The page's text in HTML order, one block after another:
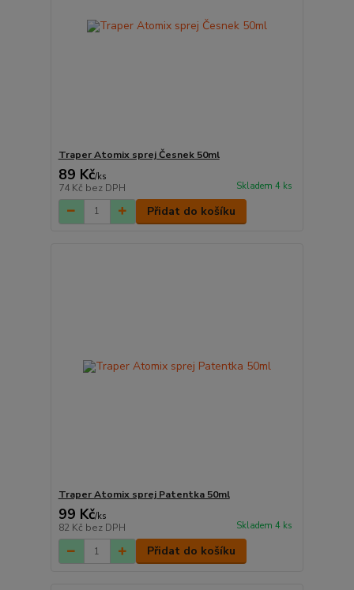
Traper Atomix sprej Česnek 50ml
89 Kč/ks
74 Kč bez DPH Skladem 4 ks
Přidat do košíku
Traper Atomix sprej Patentka 50ml
99 Kč/ks
82 Kč bez DPH Skladem 4 ks
Přidat do košíku